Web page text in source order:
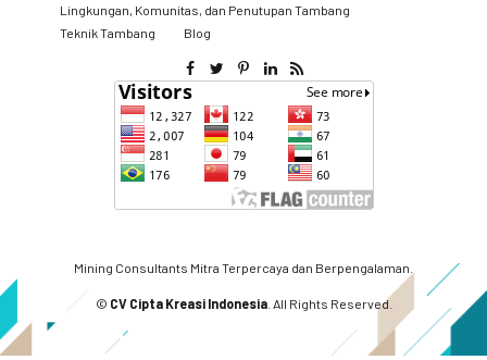
Lingkungan, Komunitas, dan Penutupan Tambang
​Teknik Tambang
Blog
Mining Consultants Mitra Terpercaya dan Berpengalaman.
© CV Cipta Kreasi Indonesia. All Rights Reserved.